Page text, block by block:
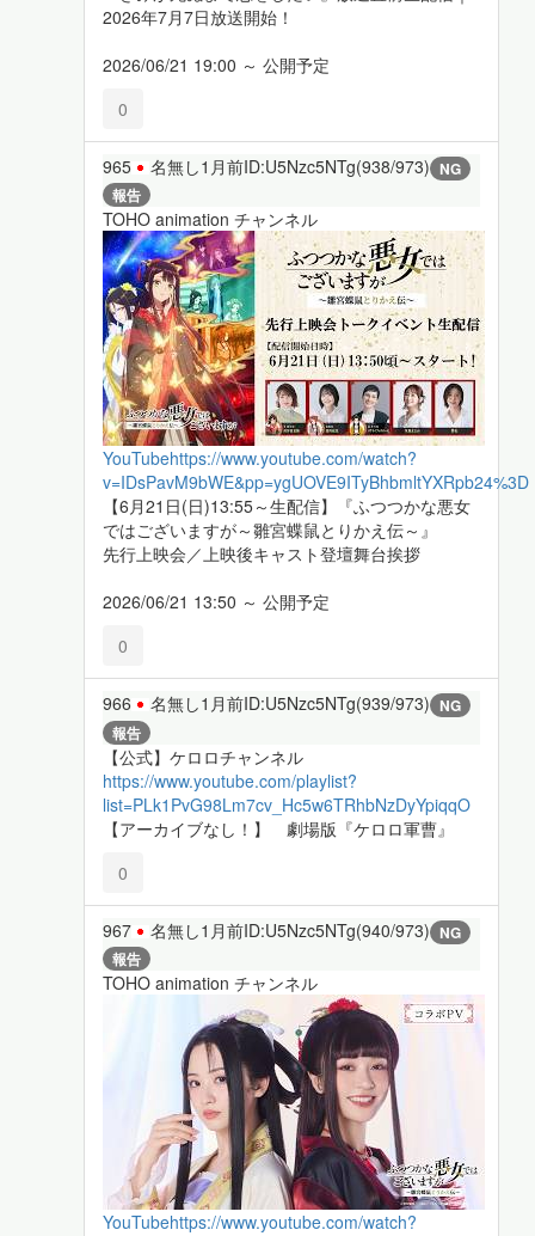
2026年7月7日放送開始！
2026/06/21 19:00 ～ 公開予定
0
965 名無し1月前ID:U5Nzc5NTg(938/973) NG
報告
TOHO animation チャンネル
YouTubehttps://www.youtube.com/watch?
v=IDsPavM9bWE&pp=ygUOVE9ITyBhbmltYXRpb24%3D
【6月21日(日)13:55～生配信】『ふつつかな悪女
ではございますが～雛宮蝶鼠とりかえ伝～』
先行上映会／上映後キャスト登壇舞台挨拶
2026/06/21 13:50 ～ 公開予定
0
966 名無し1月前ID:U5Nzc5NTg(939/973) NG
報告
【公式】ケロロチャンネル
https://www.youtube.com/playlist?
list=PLk1PvG98Lm7cv_Hc5w6TRhbNzDyYpiqqO
【アーカイブなし！】 劇場版『ケロロ軍曹』
0
967 名無し1月前ID:U5Nzc5NTg(940/973) NG
報告
TOHO animation チャンネル
YouTubehttps://www.youtube.com/watch?